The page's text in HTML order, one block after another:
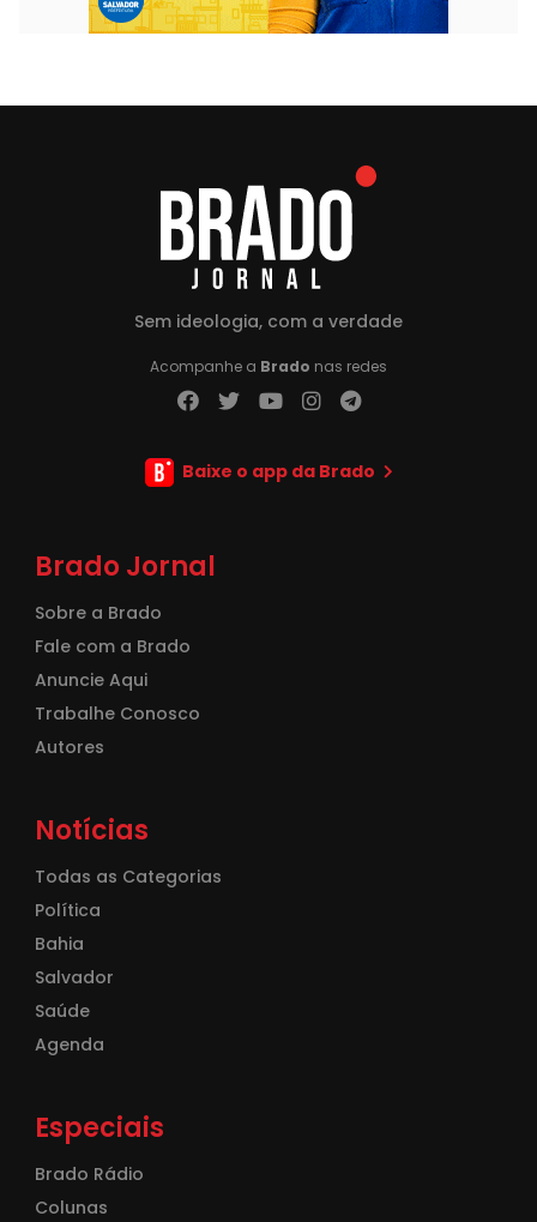
Sem ideologia, com a verdade
Acompanhe a Brado nas redes
Baixe o app da Brado
Brado Jornal
Sobre a Brado
Fale com a Brado
Anuncie Aqui
Trabalhe Conosco
Autores
Notícias
Todas as Categorias
Política
Bahia
Salvador
Saúde
Agenda
Especiais
Brado Rádio
Colunas